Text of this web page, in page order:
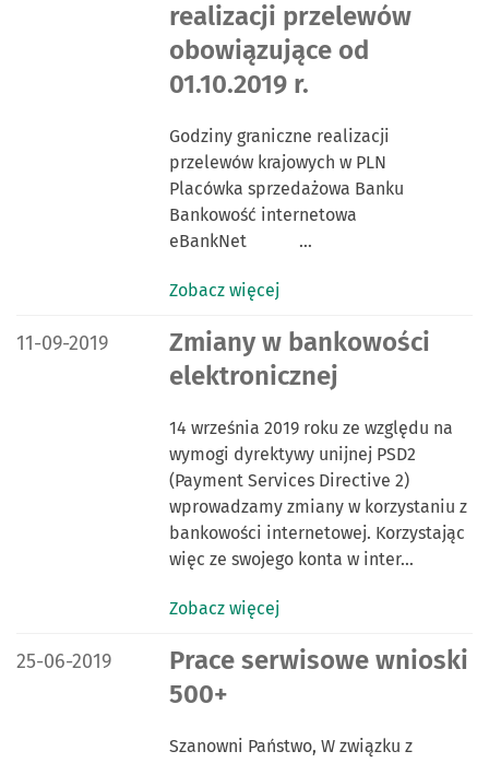
realizacji przelewów
obowiązujące od
01.10.2019 r.
Godziny graniczne realizacji
przelewów krajowych w PLN
Placówka sprzedażowa Banku
Bankowość internetowa
eBankNet …
Zobacz więcej
DATA PUBLIKACJI:
11-09-2019
Zmiany w bankowości
elektronicznej
14 września 2019 roku ze względu na
wymogi dyrektywy unijnej PSD2
(Payment Services Directive 2)
wprowadzamy zmiany w korzystaniu z
bankowości internetowej. Korzystając
więc ze swojego konta w inter…
Zobacz więcej
DATA PUBLIKACJI:
25-06-2019
Prace serwisowe wnioski
500+
Szanowni Państwo, W związku z